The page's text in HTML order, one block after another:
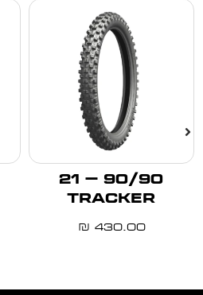
90/90 – 21
TRACKER
430.00
₪